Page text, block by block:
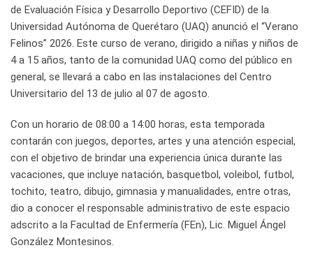
de Evaluación Física y Desarrollo Deportivo (CEFID) de la
Universidad Autónoma de Querétaro (UAQ) anunció el “Verano
Felinos” 2026. Este curso de verano, dirigido a niñas y niños de
4 a 15 años, tanto de la comunidad UAQ como del público en
general, se llevará a cabo en las instalaciones del Centro
Universitario del 13 de julio al 07 de agosto.
Con un horario de 08:00 a 14:00 horas, esta temporada
contarán con juegos, deportes, artes y una atención especial,
con el objetivo de brindar una experiencia única durante las
vacaciones, que incluye natación, basquetbol, voleibol, futbol,
tochito, teatro, dibujo, gimnasia y manualidades, entre otras,
dio a conocer el responsable administrativo de este espacio
adscrito a la Facultad de Enfermería (FEn), Lic. Miguel Ángel
González Montesinos.